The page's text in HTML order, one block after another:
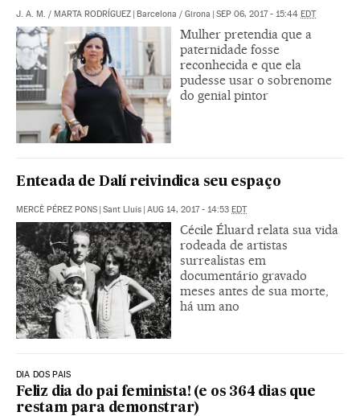
J. A. M. / MARTA RODRÍGUEZ Barcelona / Girona SEP 06, 2017 - 15:44 EDT
Mulher pretendia que a
paternidade fosse
reconhecida e que ela
pudesse usar o sobrenome
do genial pintor
Enteada de Dalí reivindica seu espaço
MERCÈ PÉREZ PONS Sant Lluís AUG 14, 2017 - 14:53 EDT
Cécile Éluard relata sua vida
rodeada de artistas
surrealistas em
documentário gravado
meses antes de sua morte,
há um ano
DIA DOS PAIS
Feliz dia do pai feminista! (e os 364 dias que
restam para demonstrar)